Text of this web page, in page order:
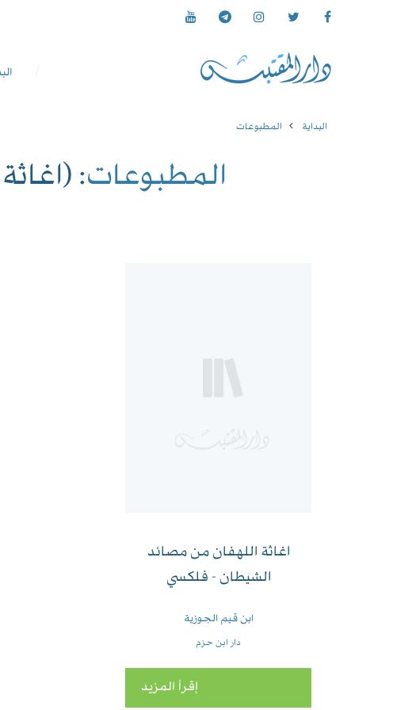
البداية المطبوعات
المطبوعات:
اغاثة اللهفان من مصائد
الشيطان - فلكسي
ابن قيم الجوزية
دار ابن حزم
إقرأ المزيد